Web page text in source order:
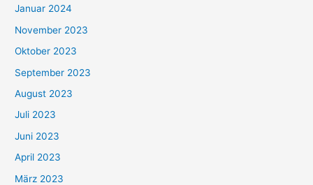
Januar 2024
November 2023
Oktober 2023
September 2023
August 2023
Juli 2023
Juni 2023
April 2023
März 2023